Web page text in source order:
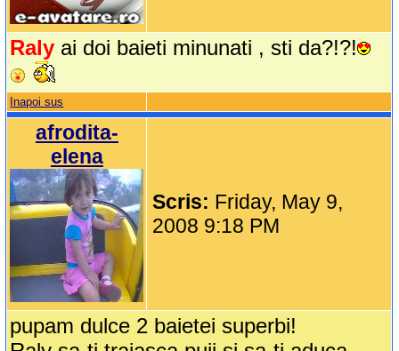
Raly ai doi baieti minunati , sti da?!?!
Inapoi sus
afrodita-
elena
Scris: Friday, May 9,
2008 9:18 PM
pupam dulce 2 baietei superbi!